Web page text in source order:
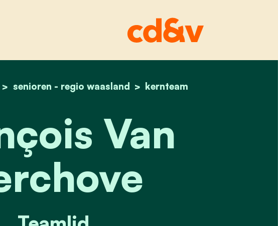
home
senioren - regio waasland kernteam
françois van kerchove
Van